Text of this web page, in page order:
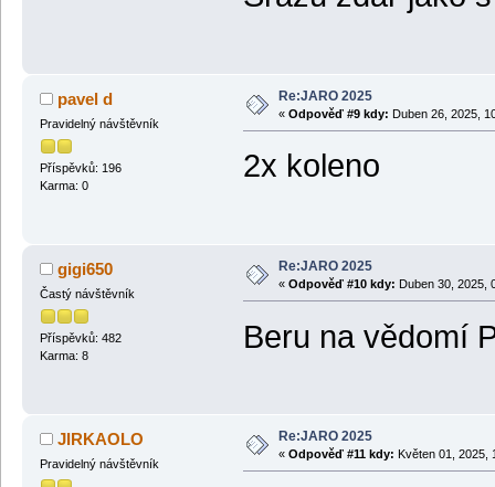
pavel d
Pravidelný návštěvník
Příspěvků: 196
Karma: 0
Re:JARO 2025
« Odpověď #9 kdy: Duben 26, 2025,
2x koleno
gigi650
Častý návštěvník
Příspěvků: 482
Karma: 8
Re:JARO 2025
« Odpověď #10 kdy: Duben 30, 2025,
Beru na vědomí
JIRKAOLO
Pravidelný návštěvník
Re:JARO 2025
« Odpověď #11 kdy: Květen 01, 2025,